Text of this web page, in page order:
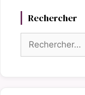
Rechercher
Rechercher :